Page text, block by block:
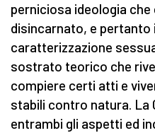
perniciosa ideologia che
disincarnato, e
caratterizzazione
sostrato teorico che
compiere certi atti e
stabili contro natura. La
entrambi gli aspetti ed